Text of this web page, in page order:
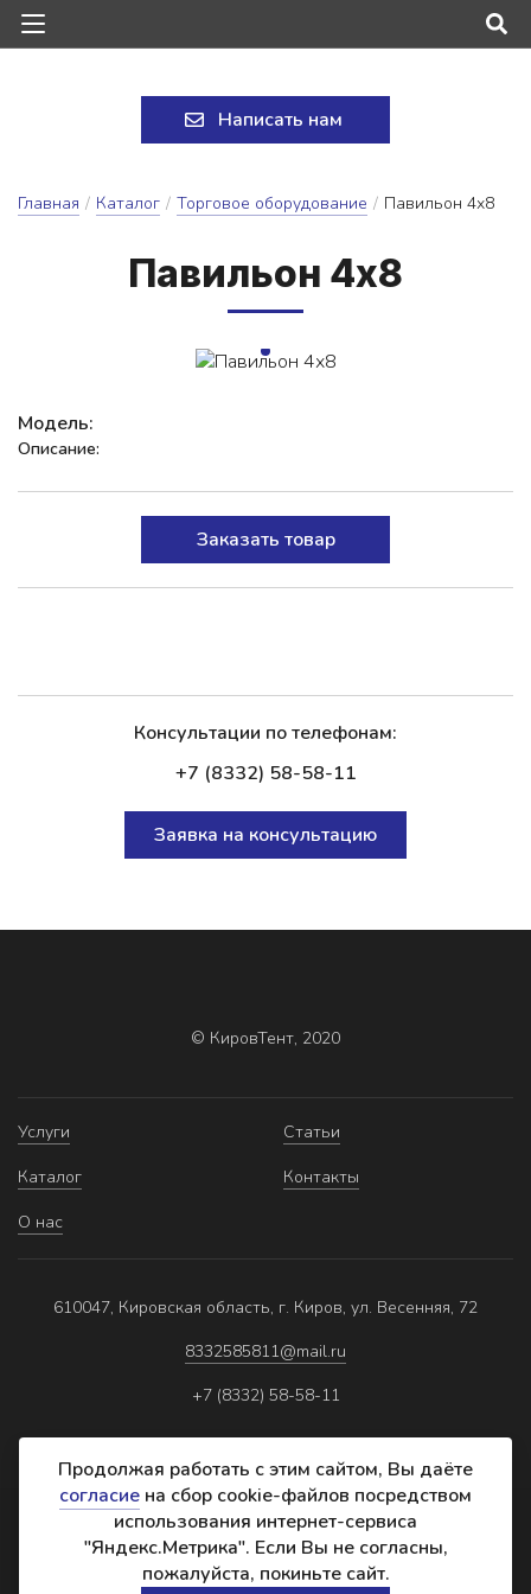
Написать нам
Главная / Каталог / Торговое оборудование / Павильон 4х8
Па­виль­он 4х8
Модель:
Описание:
Заказать товар
Консультации по телефонам:
+7 (8332) 58-58-11
Заявка на консультацию
© КировТент, 2020
Услуги
Каталог
О нас
Статьи
Контакты
610047, Кировская область, г. Киров, ул. Весенняя, 72
8332585811@mail.ru
+7 (8332) 58-58-11
Политика обработки персональных данных
Реквизиты
Продолжая работать с этим сайтом, Вы даёте
согласие на сбор cookie-файлов посредством
использования интернет-сервиса
"Яндекс.Метрика". Если Вы не согласны,
пожалуйста, покиньте сайт.